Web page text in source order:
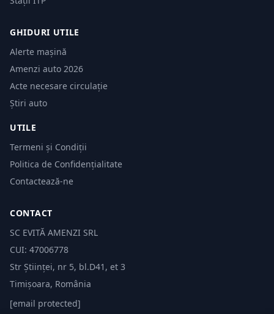
GHIDURI UTILE
Alerte mașină
Amenzi auto 2026
Acte necesare circulație
Știri auto
UTILE
Termeni și Condiții
Politica de Confidențialitate
Contactează-ne
CONTACT
SC EVITĂ AMENZI SRL
CUI: 47006778
Str Științei, nr 5, bl.D41, et 3
Timișoara, România
[email protected]